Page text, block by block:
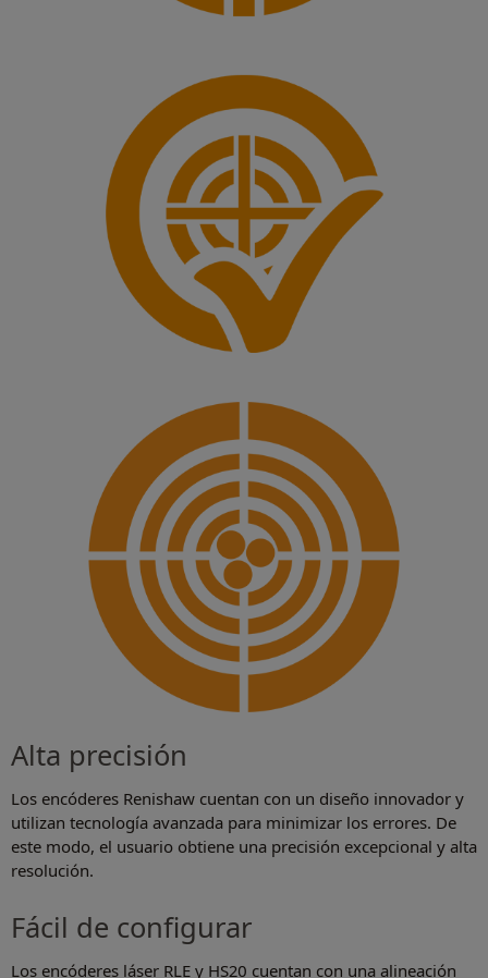
Alta precisión
Los encóderes Renishaw cuentan con un diseño innovador y
utilizan tecnología avanzada para minimizar los errores. De
este modo, el usuario obtiene una precisión excepcional y alta
resolución.
Fácil de configurar
Los encóderes láser RLE y HS20 cuentan con una alineación